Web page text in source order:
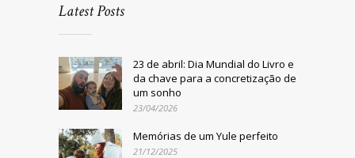
Latest Posts
23 de abril: Dia Mundial do Livro e
da chave para a concretização de
um sonho
23/04/2026
Memórias de um Yule perfeito
21/12/2025